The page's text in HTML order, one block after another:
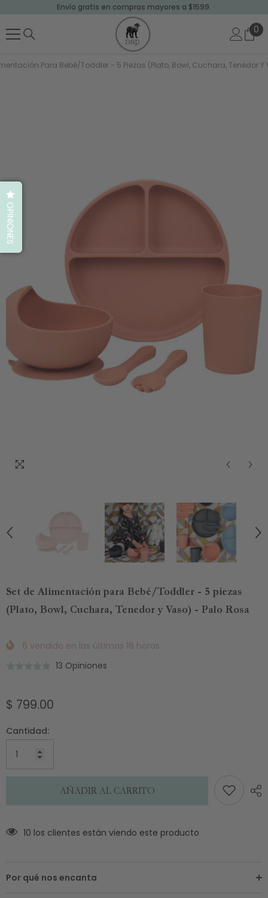
SALTAR AL CONTENIDO
Envío gratis en compras mayores a $1599.
00
Para Bebé/Toddler - 5 Piezas (Plato, Bowl, Cuchara, Tenedor
Set de Alimentación para Bebé/Toddler - 5 piezas
(Plato, Bowl, Cuchara, Tenedor y Vaso) - Palo Rosa
6 vendido en las últimas 18 horas
5
13 OpinionesBasado
$ 799.00
Cantidad:
AÑADIR AL CARRITO
10 los clientes están viendo este producto
Por qué nos encanta
OPINIONES